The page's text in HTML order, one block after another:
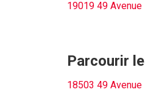
19019 49 Avenue
Parcourir
18503 49 Avenue